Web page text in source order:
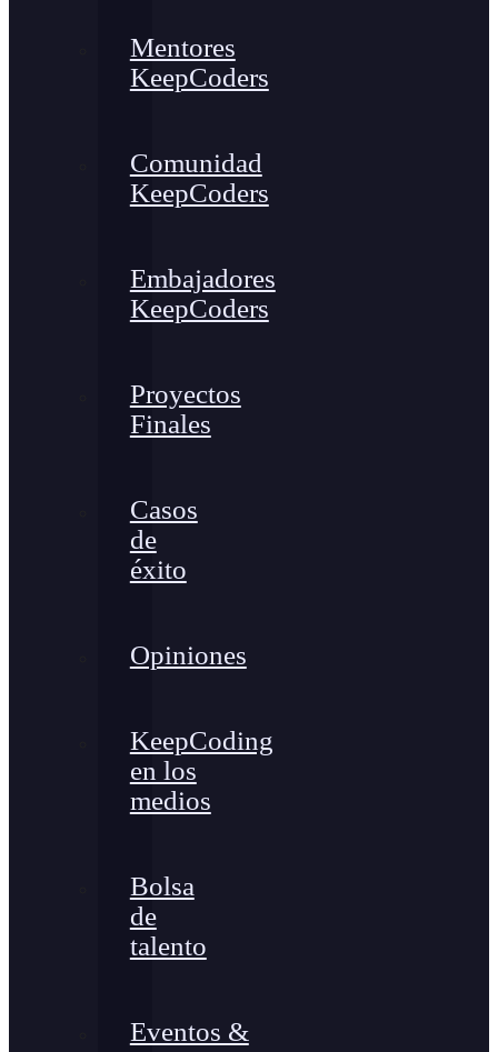
Mentores
KeepCoders
Comunidad
KeepCoders
Embajadores
KeepCoders
Proyectos
Finales
Casos
de
éxito
Opiniones
KeepCoding
en los
medios
Bolsa
de
talento
Eventos &